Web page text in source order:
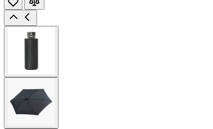
larger
image